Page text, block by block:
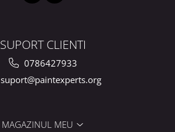
SUPORT CLIENTI
0786427933
suport@paintexperts.org
MAGAZINUL MEU